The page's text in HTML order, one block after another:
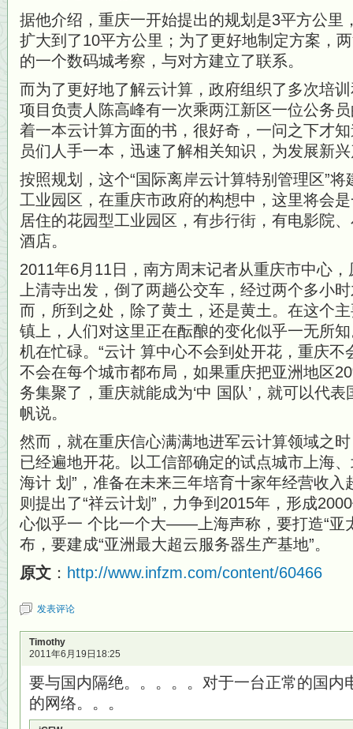
据他介绍，重庆一开始提出的规划是3平方公里
扩大到了10平方公里；为了更好地制定方案，
的一个数码城考察，与对方建立了联系。
而为了更好地了解云计算，政府组织了多次培
项目负责人陈高峰有一次乘两江新区一位公务
着一本云计算方面的书，很好奇，一问之下才
员们人手一本，迅速了解相关知识，为发展新
按照规划，这个“国际离岸云计算特别管理区”
工业园区，在重庆市政府的构想中，这里将会
居住的花园型工业园区，有步行街，有电影院
酒店。
2011年6月11日，南方周末记者从重庆市中心
上清寺出发，倒了两趟公交车，经过两个多小
而，所到之处，除了黄土，还是黄土。在这个
镇上，人们对这里正在酝酿的变化似乎一无所
机在忙碌。“云计 算中心不会到处开花，重庆
不会在每个城市都布局，如果重庆把亚洲地区
务集聚了，重庆就能成为‘中 国队’，就可以代
帆说。
然而，就在重庆信心满满地进军云计算领域之
已经遍地开花。以工信部确定的试点城市上海
海计 划”，准备在未来三年培育十家年经营收
则提出了“祥云计划”，力争到2015年，形成
心似乎一 个比一个大——上海声称，要打造“亚
布，要建成“亚洲最大超云服务器生产基地”。
原文 ： http://www.infzm.com/content/60466
发表评论
Timothy
2011年6月19日18:25
要与国内隔绝。。。。。对于一台正常的国内
的网络。。。